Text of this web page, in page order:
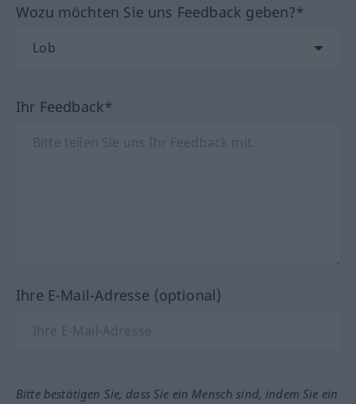
Wozu möchten Sie uns Feedback geben?*
Ihr Feedback*
Ihre E-Mail-Adresse (optional)
Bitte bestätigen Sie, dass Sie ein Mensch sind, indem Sie ein